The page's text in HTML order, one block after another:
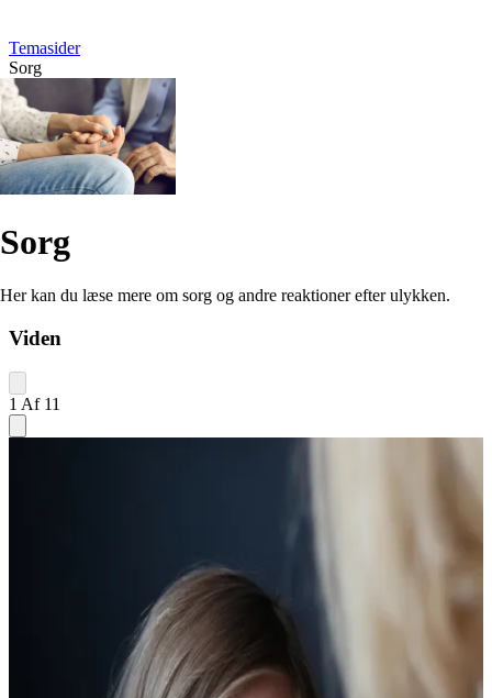
Temasider
Sorg
Sorg
Her kan du læse mere om sorg og andre reaktioner efter ulykken.
Viden
1 Af 11